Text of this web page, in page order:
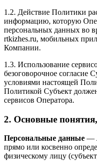
1.2. Действие Политики
информацию, которую
персональных данных во
rtkizhes.ru, мобильных
Компании.
1.3. Использование
безоговорочное согласие
условиями настоящей
Политикой Субъект
сервисов Оператора.
2. Основные
Персональные данные —
прямо или косвенно
физическому лицу